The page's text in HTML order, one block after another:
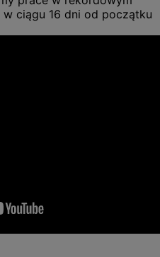
ciągu 16 dni od początku